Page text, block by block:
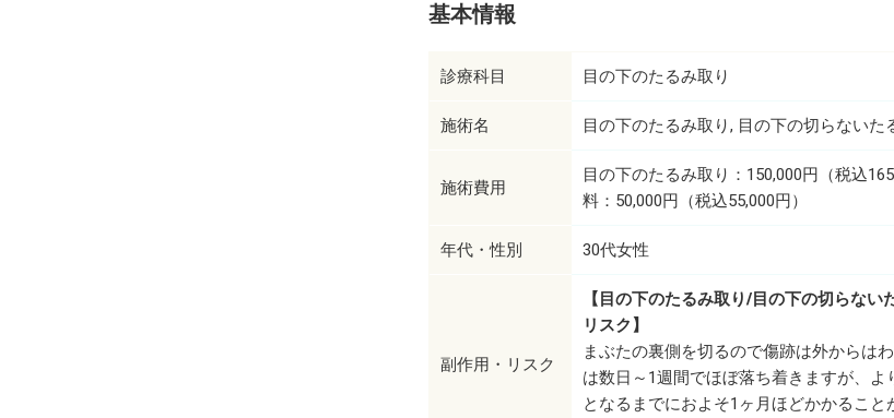
基本情報
診療科目 目の下のたるみ取り
施術名 目の下のたるみ取り 目の下の切らないた
施術費用
目の下のたるみ取り：150,000円（税込
料：50,000円（税込55,000円）
年代・性別 30代女性
副作用・リスク
【目の下のたるみ取り/目の下の切らない
リスク】
まぶたの裏側を切るので傷跡は外からは
は数日～1週間でほぼ落ち着きますが、よ
となるまでにおよそ1ヶ月ほどかかること